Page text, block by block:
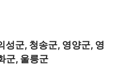
성군, 청송군, 영양군, 영
군, 울릉군